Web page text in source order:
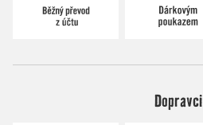
Dopravci